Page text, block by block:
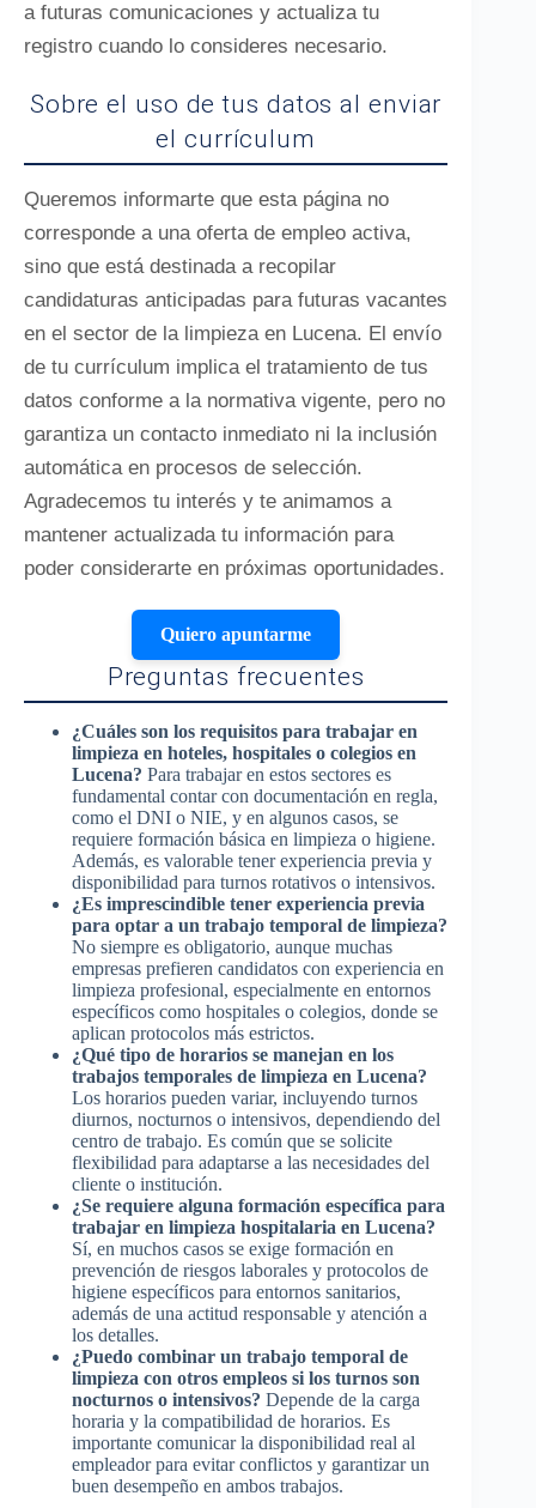
a futuras comunicaciones y actualiza tu
registro cuando lo consideres necesario.
Sobre el uso de tus datos al enviar
el currículum
Queremos informarte que esta página no
corresponde a una oferta de empleo activa,
sino que está destinada a recopilar
candidaturas anticipadas para futuras vacantes
en el sector de la limpieza en Lucena. El envío
de tu currículum implica el tratamiento de tus
datos conforme a la normativa vigente, pero no
garantiza un contacto inmediato ni la inclusión
automática en procesos de selección.
Agradecemos tu interés y te animamos a
mantener actualizada tu información para
poder considerarte en próximas oportunidades.
Quiero apuntarme
Preguntas frecuentes
¿Cuáles son los requisitos para trabajar en
limpieza en hoteles, hospitales o colegios en
Lucena? Para trabajar en estos sectores es
fundamental contar con documentación en regla,
como el DNI o NIE, y en algunos casos, se
requiere formación básica en limpieza o higiene.
Además, es valorable tener experiencia previa y
disponibilidad para turnos rotativos o intensivos.
¿Es imprescindible tener experiencia previa
para optar a un trabajo temporal de limpieza?
No siempre es obligatorio, aunque muchas
empresas prefieren candidatos con experiencia en
limpieza profesional, especialmente en entornos
específicos como hospitales o colegios, donde se
aplican protocolos más estrictos.
¿Qué tipo de horarios se manejan en los
trabajos temporales de limpieza en Lucena?
Los horarios pueden variar, incluyendo turnos
diurnos, nocturnos o intensivos, dependiendo del
centro de trabajo. Es común que se solicite
flexibilidad para adaptarse a las necesidades del
cliente o institución.
¿Se requiere alguna formación específica para
trabajar en limpieza hospitalaria en Lucena?
Sí, en muchos casos se exige formación en
prevención de riesgos laborales y protocolos de
higiene específicos para entornos sanitarios,
además de una actitud responsable y atención a
los detalles.
¿Puedo combinar un trabajo temporal de
limpieza con otros empleos si los turnos son
nocturnos o intensivos? Depende de la carga
horaria y la compatibilidad de horarios. Es
importante comunicar la disponibilidad real al
empleador para evitar conflictos y garantizar un
buen desempeño en ambos trabajos.